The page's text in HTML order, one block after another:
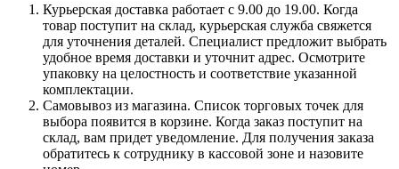
Курьерская доставка работает с 9.00 до 19.00. Когда
товар поступит на склад, курьерская служба свяжется
для уточнения деталей. Специалист предложит выбрать
удобное время доставки и уточнит адрес. Осмотрите
упаковку на целостность и соответствие указанной
комплектации.
Самовывоз из магазина. Список торговых точек для
выбора появится в корзине. Когда заказ поступит на
склад, вам придет уведомление. Для получения заказа
обратитесь к сотруднику в кассовой зоне и назовите